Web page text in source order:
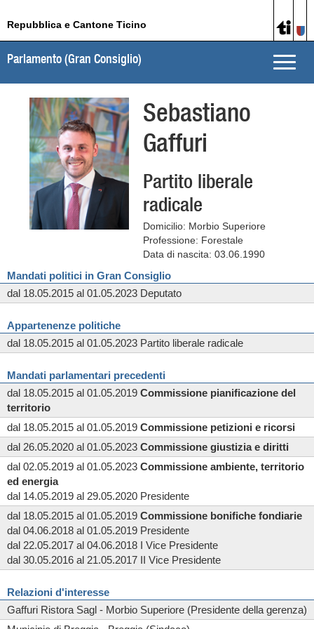
Repubblica e Cantone Ticino
Toggle
Parlamento (Gran Consiglio)
Sebastiano
Gaffuri
Partito liberale
radicale
Domicilio: Morbio Superiore
Professione: Forestale
Data di nascita: 03.06.1990
Mandati politici in Gran Consiglio
dal 18.05.2015 al 01.05.2023 Deputato
Appartenenze politiche
dal 18.05.2015 al 01.05.2023 Partito liberale radicale
Mandati parlamentari precedenti
dal 18.05.2015 al 01.05.2019 Commissione pianificazione del
territorio
dal 18.05.2015 al 01.05.2019 Commissione petizioni e ricorsi
dal 26.05.2020 al 01.05.2023 Commissione giustizia e diritti
dal 02.05.2019 al 01.05.2023 Commissione ambiente, territorio
ed energia
dal 14.05.2019 al 29.05.2020 Presidente
dal 18.05.2015 al 01.05.2019 Commissione bonifiche fondiarie
dal 04.06.2018 al 01.05.2019 Presidente
dal 22.05.2017 al 04.06.2018 I Vice Presidente
dal 30.05.2016 al 21.05.2017 II Vice Presidente
Relazioni d'interesse
Gaffuri Ristora Sagl - Morbio Superiore (Presidente della gerenza)